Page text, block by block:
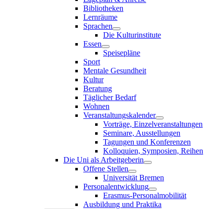
Bibliotheken
Lernräume
Sprachen
Die Kulturinstitute
Essen
Speisepläne
Sport
Mentale Gesundheit
Kultur
Beratung
Täglicher Bedarf
Wohnen
Veranstaltungskalender
Vorträge, Einzelveranstaltungen
Seminare, Ausstellungen
Tagungen und Konferenzen
Kolloquien, Symposien, Reihen
Die Uni als Arbeitgeberin
Offene Stellen
Universität Bremen
Personalentwicklung
Erasmus-Personalmobilität
Ausbildung und Praktika